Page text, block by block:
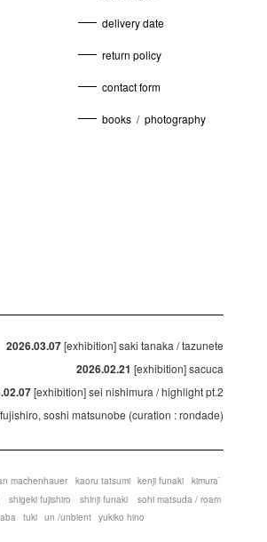
delivery date
return policy
contact form
books / photography
2026.03.07[exhibition] saki tanaka / tazunete
2026.02.21 [exhibition] sacuca
[exhibition] sei nishimura / highlight pt.2
soshi matsunobe (curation : rondade)
machenhauer kaoru tatsumi kenji funaki
kimura`
shigeki fujishiro shinji funaki
sohi matsuda / roam
tuki un /unbient yukiko hino